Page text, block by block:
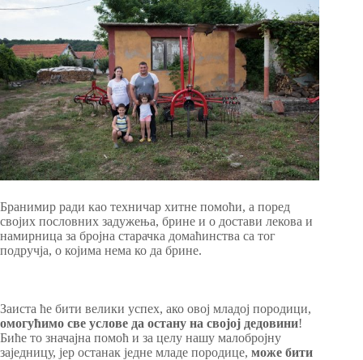
Бранимир ради као техничар хитне помоћи, а поред
својих пословних задужења, брине и о достави лекова и
намирница за бројна старачка домаћинства са тог
подручја, о којима нема ко да брине.
Заиста ће бити велики успех, ако овој младој породици,
омогућимо све услове да остану на својој дедовини!
Биће то значајна помоћ и за целу нашу малобројну
заједницу, јер останак једне младе породице, може бити